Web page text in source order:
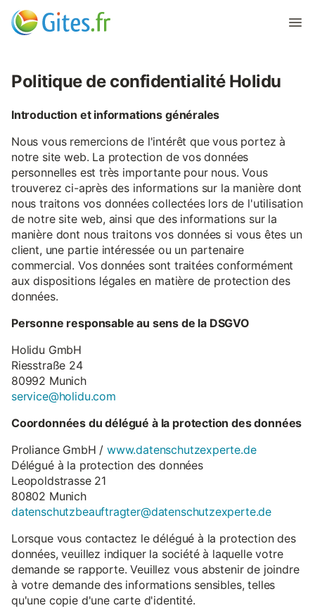
Politique de confidentialité Holidu
Introduction et informations générales
Nous vous remercions de l'intérêt que vous portez à
notre site web. La protection de vos données
personnelles est très importante pour nous. Vous
trouverez ci-après des informations sur la manière dont
nous traitons vos données collectées lors de l'utilisation
de notre site web, ainsi que des informations sur la
manière dont nous traitons vos données si vous êtes un
client, une partie intéressée ou un partenaire
commercial. Vos données sont traitées conformément
aux dispositions légales en matière de protection des
données.
Personne responsable au sens de la DSGVO
Holidu GmbH
Riesstraße 24
80992 Munich
service@holidu.com
Coordonnées du délégué à la protection des données
Proliance GmbH /www.datenschutzexperte.de
Délégué à la protection des données
Leopoldstrasse 21
80802 Munich
datenschutzbeauftragter@datenschutzexperte.de
Lorsque vous contactez le délégué à la protection des
données, veuillez indiquer la société à laquelle votre
demande se rapporte. Veuillez vous abstenir de joindre
à votre demande des informations sensibles, telles
qu'une copie d'une carte d'identité.